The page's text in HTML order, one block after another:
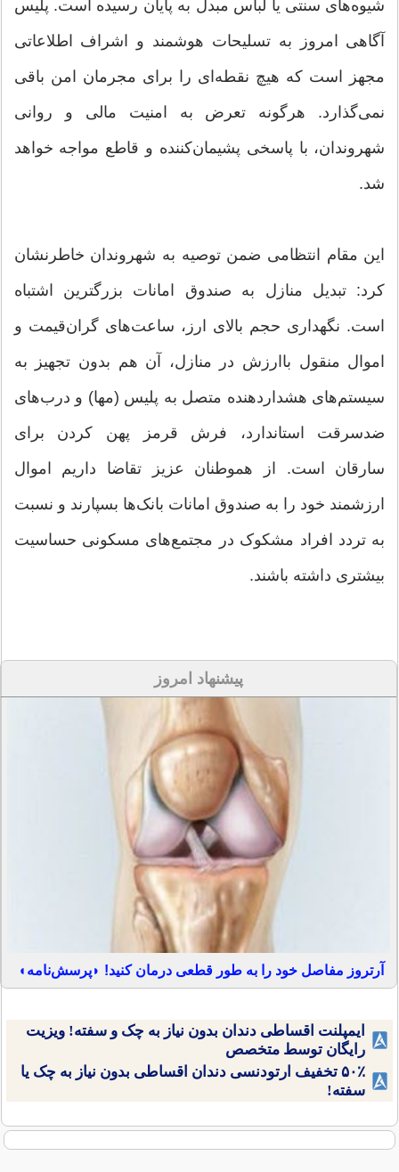
شیوه‌های سنتی یا لباس مبدل به پایان رسیده است. پلیس
آگاهی امروز به تسلیحات هوشمند و اشراف اطلاعاتی
مجهز است که هیچ نقطه‌ای را برای مجرمان امن باقی
نمی‌گذارد. هرگونه تعرض به امنیت مالی و روانی
شهروندان، با پاسخی پشیمان‌کننده و قاطع مواجه خواهد
شد.
این مقام انتظامی ضمن توصیه به شهروندان خاطرنشان
کرد: تبدیل منازل به صندوق امانات بزرگترین اشتباه
است. نگهداری حجم بالای ارز، ساعت‌های گران‌قیمت و
اموال منقول باارزش در منازل، آن هم بدون تجهیز به
سیستم‌های هشداردهنده متصل به پلیس (مها) و درب‌های
ضدسرقت استاندارد، فرش قرمز پهن کردن برای
سارقان است. از هموطنان عزیز تقاضا داریم اموال
ارزشمند خود را به صندوق امانات بانک‌ها بسپارند و نسبت
به تردد افراد مشکوک در مجتمع‌های مسکونی حساسیت
بیشتری داشته باشند.
پیشنهاد امروز
آرتروز مفاصل خود را به طور قطعی درمان کنید! ◗پرسش‌نامه◖
ایمپلنت اقساطی دندان بدون نیاز به چک و سفته! ویزیت
رایگان توسط متخصص
۵۰٪ تخفیف ارتودنسی دندان اقساطی بدون نیاز به چک یا
سفته!